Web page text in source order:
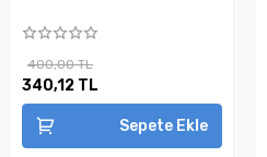
400,00 TL
340,12 TL
Sepete Ekle